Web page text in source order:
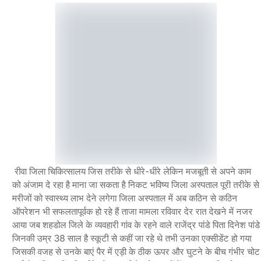
रीवा जिला चिकित्सालय जिस तरीके से धीरे-धीरे लेकिन मजबूती से अपने काम
को अंजाम दे रहा है माना जा सकता है निकट भविष्य जिला अस्पताल पूरी तरीके से
मरीजों को स्वास्थ्य लाभ देने लगेगा जिला अस्पताल में अब कठिन से कठिन
ऑपरेशन भी सफलतापूर्वक हो रहे हैं ताजा मामला रविवार देर रात देखने में नजर
आया जब शहडोल जिले के व्यवहारी गांव के रहने वाले राजेंद्र पांडे पिता दिनेश पांडे
जिनकी उम्र 38 साल है स्कूटी से कहीं जा रहे थे तभी उनका एक्सीडेंट हो गया
जिसकी वजह से उनके बाएं पैर में एड़ी के ठीक ऊपर और घुटने के बीच गंभीर चोट